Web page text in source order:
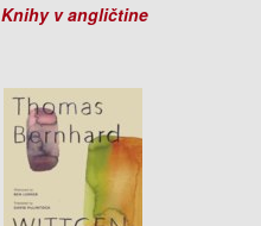
Knihy v angličtine